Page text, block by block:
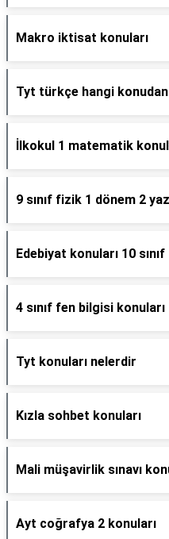
Makro iktisat konuları
Tyt türkçe hangi konudan
İlkokul 1 matematik
9 sınıf fizik 1 dönem 2
Edebiyat konuları 10 sınıf
4 sınıf fen bilgisi konuları
Tyt konuları nelerdir
Kızla sohbet konuları
Mali müşavirlik sınavı
Ayt coğrafya 2 konuları